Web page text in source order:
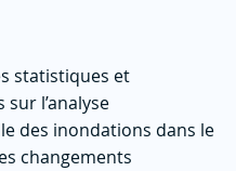
statistiques et
l’analyse
des inondations dans le
changements